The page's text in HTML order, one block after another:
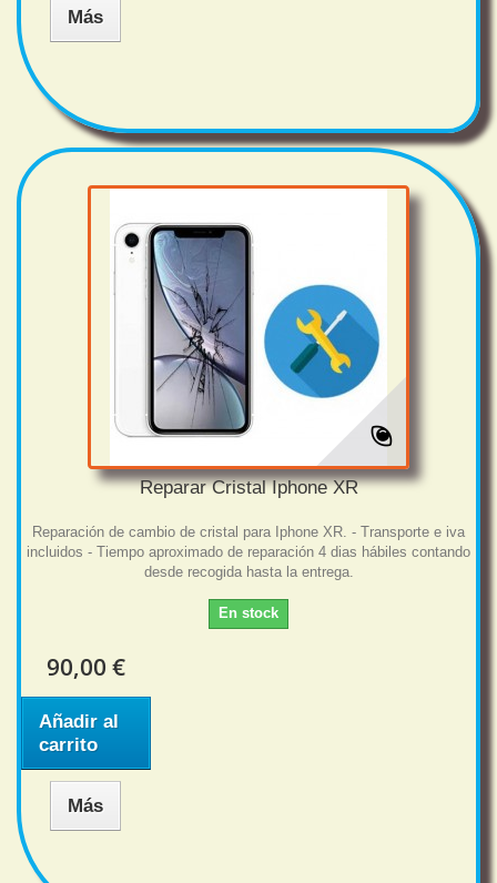
Más
Reparar Cristal Iphone XR
Reparación de cambio de cristal para Iphone XR. - Transporte e iva
incluidos - Tiempo aproximado de reparación 4 dias hábiles contando
desde recogida hasta la entrega.
En stock
90,00 €
Añadir al
carrito
Más